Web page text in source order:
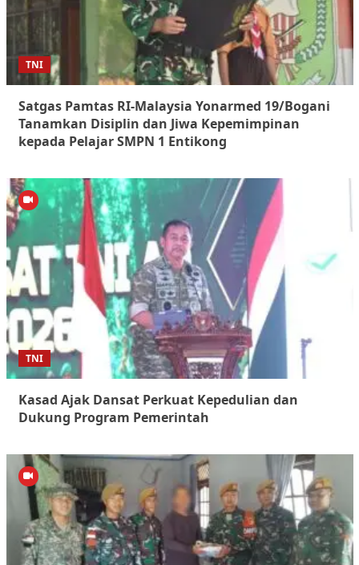
TNI
Satgas Pamtas RI-Malaysia Yonarmed 19/Bogani
Tanamkan Disiplin dan Jiwa Kepemimpinan
kepada Pelajar SMPN 1 Entikong
TNI
Kasad Ajak Dansat Perkuat Kepedulian dan
Dukung Program Pemerintah